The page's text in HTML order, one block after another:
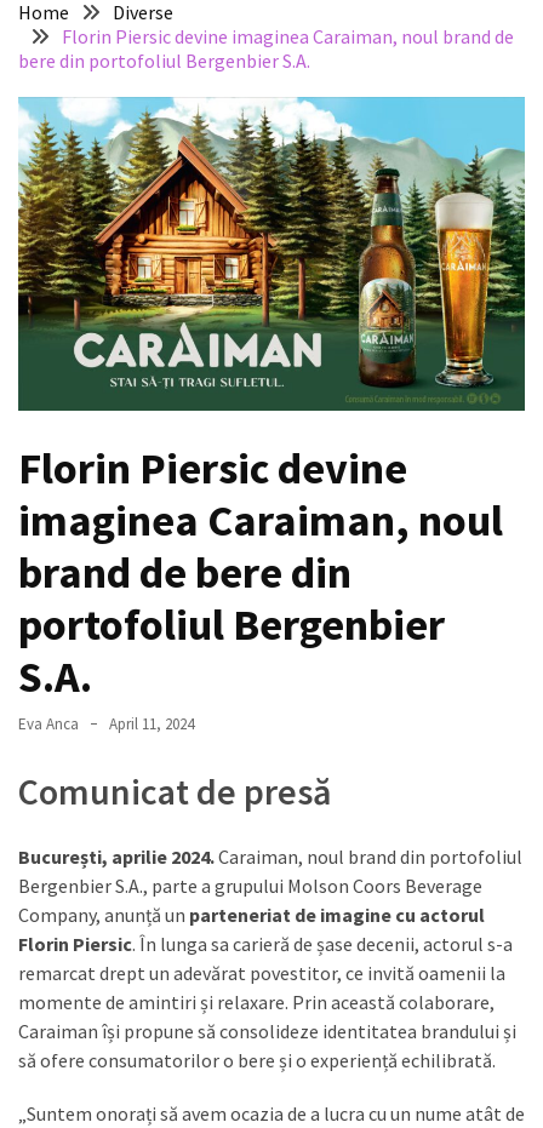
Home
Diverse
Florin Piersic devine imaginea Caraiman, noul brand de
bere din portofoliul Bergenbier S.A.
Florin Piersic devine
imaginea Caraiman, noul
brand de bere din
portofoliul Bergenbier
S.A.
Eva Anca April 11, 2024
Comunicat de presă
București, aprilie 2024.Caraiman, noul brand din portofoliul
Bergenbier S.A., parte a grupului Molson Coors Beverage
Company, anunță un parteneriat de imagine cu actorul
Florin Piersic. În lunga sa carieră de șase decenii, actorul s-a
remarcat drept un adevărat povestitor, ce invită oamenii la
momente de amintiri și relaxare. Prin această colaborare,
Caraiman își propune să consolideze identitatea brandului și
să ofere consumatorilor o bere și o experiență echilibrată.
„Suntem onorați să avem ocazia de a lucra cu un nume atât de